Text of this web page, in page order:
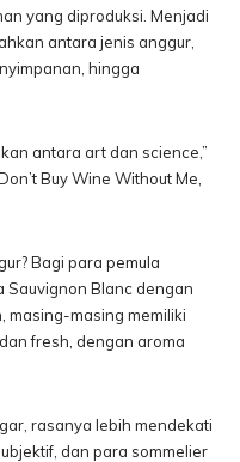
yang diproduksi. Menjadi
antara jenis anggur,
hingga
antara art dan science,”
Buy Wine Without Me,
Bagi para pemula
Sauvignon Blanc dengan
masing-masing memiliki
fresh, dengan aroma
rasanya lebih mendekati
dan para sommelier